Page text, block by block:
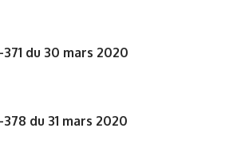
du 30 mars 2020
du 31 mars 2020